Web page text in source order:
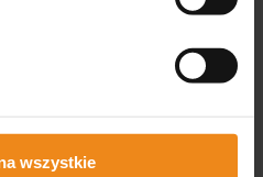
wszystkie
inne ocenione produkty
opinie?